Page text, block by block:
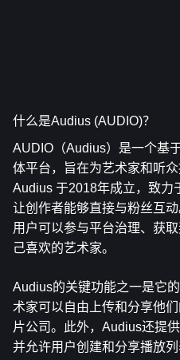
什么是Audius (AUDIO)？
AUDIO（Audius）是一个基
体平台，旨在为艺术家和听
Audius 于2018年成立，致力
让创作者能够直接与粉丝互
用户可以参与平台治理、获
己喜欢的艺术家。
Audius的关键功能之一是它
术家可以自由上传和分享他
片公司。此外，Audius还提
并允许用户创建和分享播放